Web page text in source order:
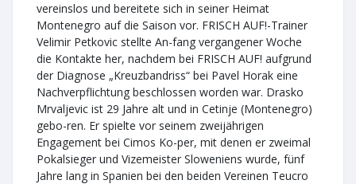
vereinslos und bereitete sich in seiner Heimat
Montenegro auf die Saison vor. FRISCH AUF!-Trainer
Velimir Petkovic stellte An-fang vergangener Woche
die Kontakte her, nachdem bei FRISCH AUF! aufgrund
der Diagnose „Kreuzbandriss“ bei Pavel Horak eine
Nachverpflichtung beschlossen worden war. Drasko
Mrvaljevic ist 29 Jahre alt und in Cetinje (Montenegro)
gebo-ren. Er spielte vor seinem zweijährigen
Engagement bei Cimos Ko-per, mit denen er zweimal
Pokalsieger und Vizemeister Sloweniens wurde, fünf
Jahre lang in Spanien bei den beiden Vereinen Teucro